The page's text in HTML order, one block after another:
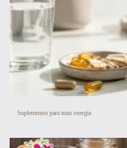
Suplementos para mais energia